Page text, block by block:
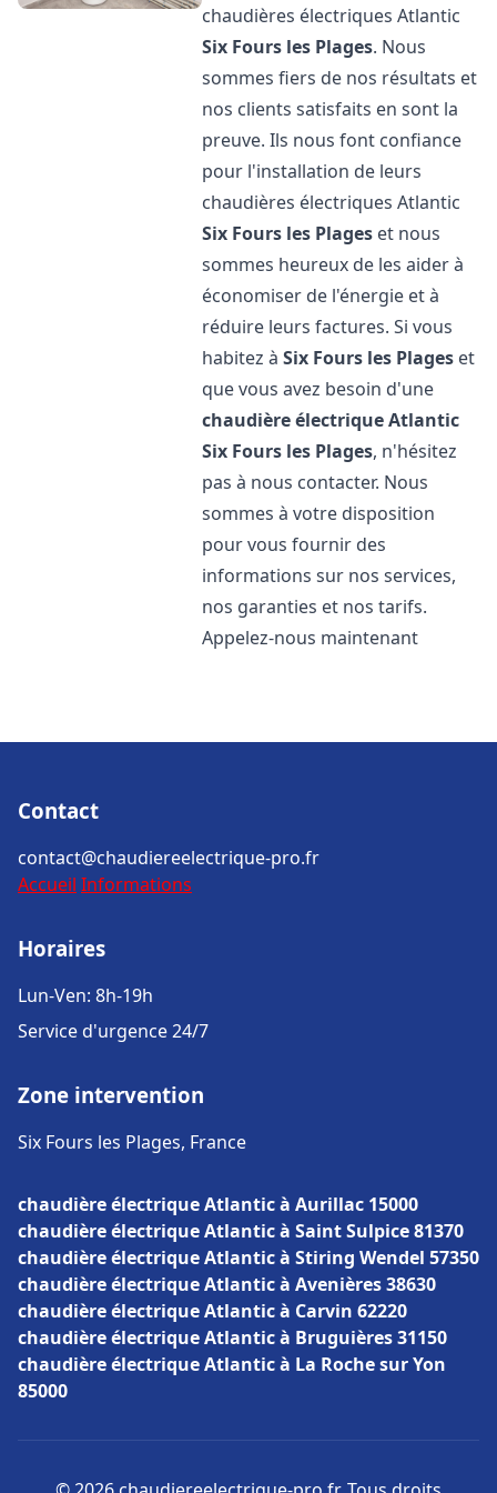
chaudières électriques Atlantic
Six Fours les Plages. Nous
sommes fiers de nos résultats et
nos clients satisfaits en sont la
preuve. Ils nous font confiance
pour l'installation de leurs
chaudières électriques Atlantic
Six Fours les Plages et nous
sommes heureux de les aider à
économiser de l'énergie et à
réduire leurs factures. Si vous
habitez àSix Fours les Plages et
que vous avez besoin d'une
chaudière électrique Atlantic
Six Fours les Plages, n'hésitez
pas à nous contacter. Nous
sommes à votre disposition
pour vous fournir des
informations sur nos services,
nos garanties et nos tarifs.
Appelez-nous maintenant
Contact
contact@chaudiereelectrique-pro.fr
Accueil Informations
Horaires
Lun-Ven: 8h-19h
Service d'urgence 24/7
Zone intervention
Six Fours les Plages, France
chaudière électrique Atlantic à Aurillac 15000
chaudière électrique Atlantic à Saint Sulpice 81370
chaudière électrique Atlantic à Stiring Wendel 57350
chaudière électrique Atlantic à Avenières 38630
chaudière électrique Atlantic à Carvin 62220
chaudière électrique Atlantic à Bruguières 31150
chaudière électrique Atlantic à La Roche sur Yon
85000